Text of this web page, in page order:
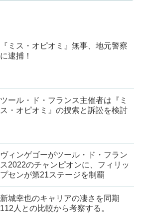
『ミス・オピオミ』無事、地元警察
に逮捕！
ツール・ド・フランス主催者は『ミ
ス・オピオミ』の捜索と訴訟を検討
ヴィンゲゴーがツール・ド・フラン
ス2022のチャンピオンに、フィリッ
プセンが第21ステージを制覇
新城幸也のキャリアの凄さを同期
112人との比較から考察する。